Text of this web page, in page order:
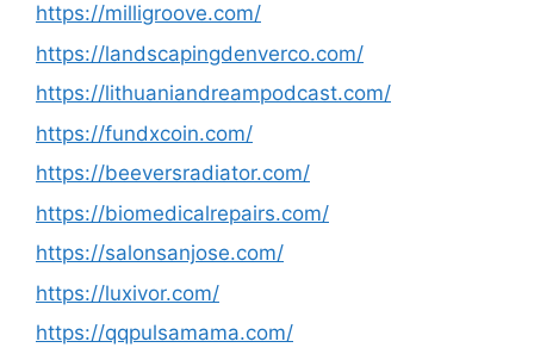
https://milligroove.com/
https://landscapingdenverco.com/
https://lithuaniandreampodcast.com/
https://fundxcoin.com/
https://beeversradiator.com/
https://biomedicalrepairs.com/
https://salonsanjose.com/
https://luxivor.com/
https://qqpulsamama.com/